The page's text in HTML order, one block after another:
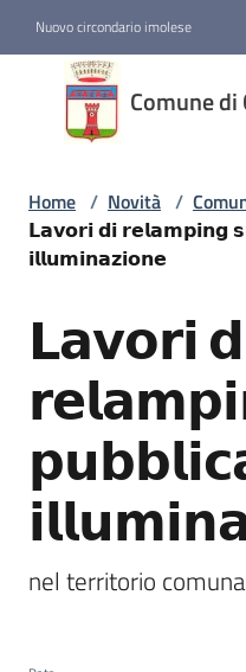
Nuovo circondario imolese
Comune
Comune di
Amministrazione
Casalfiumanese
Home / Novità /
𝗟𝗮𝘃𝗼𝗿𝗶 𝗱𝗶 𝗿𝗲𝗹𝗮𝗺𝗽𝗶𝗻𝗴
𝗶𝗹𝗹𝘂𝗺𝗶𝗻𝗮𝘇𝗶𝗼𝗻𝗲
Salta al contenuto
𝗟𝗮𝘃𝗼𝗿𝗶
nel territorio